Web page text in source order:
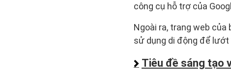
công cụ hỗ trợ của
Ngoài ra, trang web
sử dụng di động để
Tiêu đề sáng tạo